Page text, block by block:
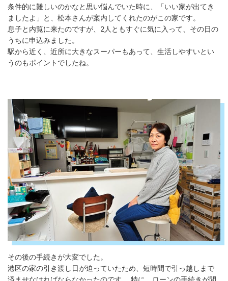
条件的に難しいのかなと思い悩んでいた時に、「いい家が出てき
ましたよ」と、松本さんが案内してくれたのがこの家です。
息子と内覧に来たのですが、2人ともすぐに気に入って、その日の
うちに申込みました。
駅から近く、近所に大きなスーパーもあって、生活しやすいとい
うのもポイントでしたね。
その後の手続きが大変でした。
港区の家の引き渡し日が迫っていたため、短時間で引っ越しまで
済ませなければならなかったのです。 特に、ローンの手続きが間